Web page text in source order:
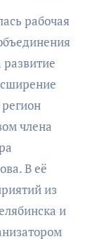
развитие
члена
В её
из
и